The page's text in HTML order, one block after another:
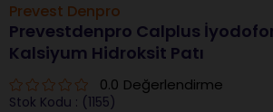
Prevest Denpro
Prevestdenpro Calplus
Kalsiyum Hidroksit Patı
0.0 Değerlendirme
Stok Kodu (1155)